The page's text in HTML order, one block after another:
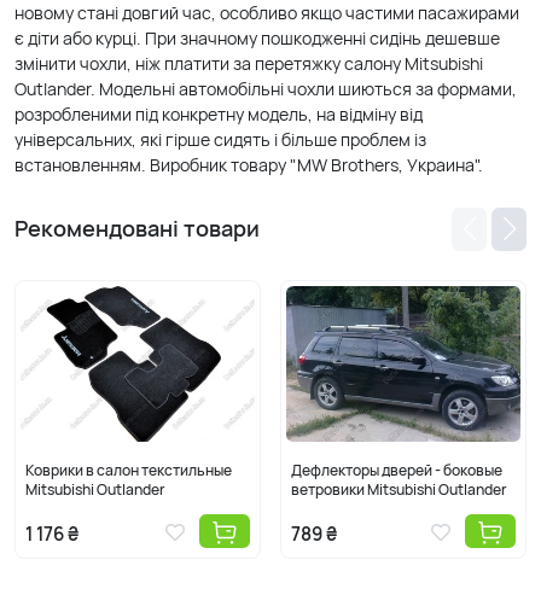
новому стані довгий час, особливо якщо частими пасажирами
є діти або курці. При значному пошкодженні сидінь дешевше
змінити чохли, ніж платити за перетяжку салону Mitsubishi
Outlander. Модельні автомобільні чохли шиються за формами,
розробленими під конкретну модель, на відміну від
універсальних, які гірше сидять і більше проблем із
встановленням. Виробник товару "MW Brothers, Украина".
Рекомендовані товари
Коврики в салон текстильные
Mitsubishi Outlander
1 176 ₴
Дефлекторы дверей - боковые
ветровики Mitsubishi Outlander
789 ₴